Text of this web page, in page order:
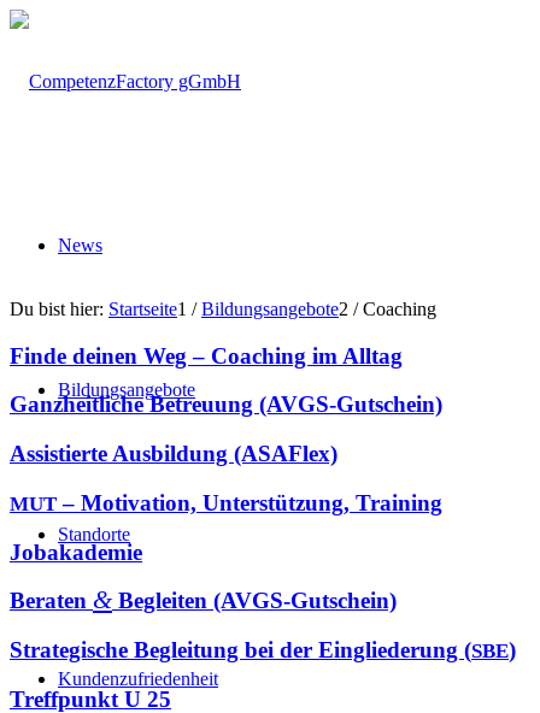
News
Bil­dungs­an­ge­bo­te
Stand­or­te
Kun­den­zu­frie­den­heit
Du bist hier: Startseite1 / Bil­dungs­an­ge­bo­te2 / Coaching
Fin­de dei­nen Weg – Coa­ching im Alltag
Ganz­heit­li­che Betreu­ung (AVGS-Gut­schein)
Assis­tier­te Aus­bil­dung (ASAFlex)
MUT – Moti­va­ti­on, Unter­stüt­zung, Training
Job­ak­a­de­mie
Bera­ten &Beglei­ten (AVGS-Gut­schein)
Stra­te­gi­sche Beglei­tung bei der Ein­glie­de­rung (SBE)
Treff­punkt U 25